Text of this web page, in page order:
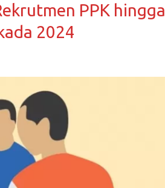
PPK hingga
2024